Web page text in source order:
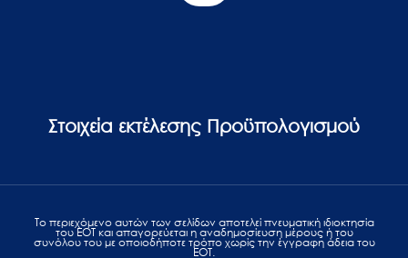
Στοιχεία εκτέλεσης Προϋπολογισμού
Το περιεχόμενο αυτών των σελίδων αποτελεί πvευματική ιδιοκτησία
του ΕΟΤ και απαγορεύεται η αναδημοσίευση μέρους ή του
συνόλου του με οποιοδήποτε τρόπο χωρίς την έγγραφη άδεια του
ΕΟΤ.